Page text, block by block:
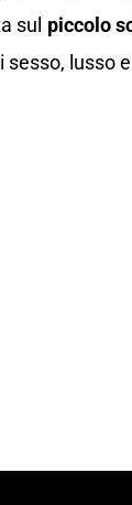
sul piccolo
sesso, lusso